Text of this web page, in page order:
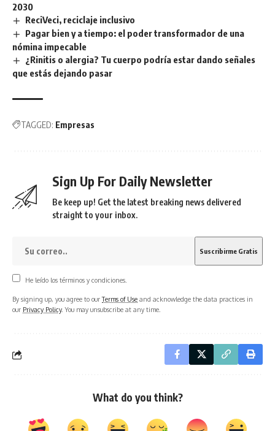
2030
ReciVeci, reciclaje inclusivo
Pagar bien y a tiempo: el poder transformador de una
nómina impecable
¿Rinitis o alergia? Tu cuerpo podría estar dando señales
que estás dejando pasar
TAGGED: Empresas
Sign Up For Daily Newsletter
Be keep up! Get the latest breaking news delivered
straight to your inbox.
He leído los términos y condiciones.
By signing up, you agree to ourTerms of Use and acknowledge the data practices in
our Privacy Policy. You may unsubscribe at any time.
What do you think?